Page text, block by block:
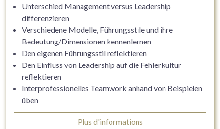
Unterschied Management versus Leadership
differenzieren
Verschiedene Modelle, Führungsstile und ihre
Bedeutung/Dimensionen kennenlernen
Den eigenen Führungsstil reflektieren
Den Einfluss von Leadership auf die Fehlerkultur
reflektieren
Interprofessionelles Teamwork anhand von Beispielen
üben
Möglichkeiten der Vereinbarkeit von Familie und Beruf
in der Führung diskutierenPlus d'informations